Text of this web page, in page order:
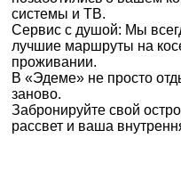
системы и ТВ.
Сервис с душой: Мы
лучшие маршруты на
проживании.
В «Эдеме» не просто
заново.
Забронируйте свой
рассвет и ваша